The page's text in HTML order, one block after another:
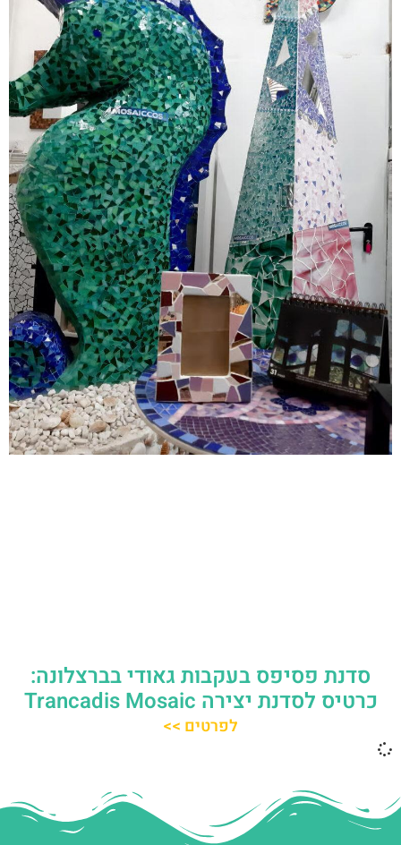
סדנת פסיפס בעקבות גאודי בברצלונה:
כרטיס לסדנת יצירה Trancadis Mosaic
לפרטים >>